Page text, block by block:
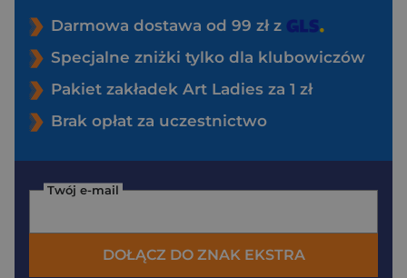
Darmowa dostawa od 99 zł z
Specjalne zniżki tylko dla klubowiczów
Pakiet zakładek Art Ladies za 1 zł
Brak opłat za uczestnictwo
Twój e-mail
DOŁĄCZ DO ZNAK EKSTRA